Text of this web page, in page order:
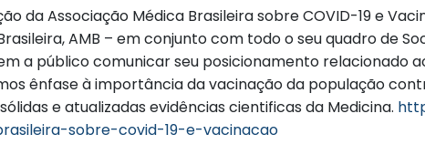
da Associação Médica Brasileira sobre COVID-19 e
AMB – em conjunto com todo o seu quadro de
a público comunicar seu posicionamento relacionado
ênfase à importância da vacinação da população
e atualizadas evidências cientificas da Medicina.
sobre-covid-19-e-vacinacao